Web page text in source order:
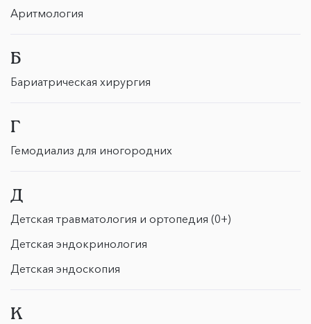
Аритмология
Б
Бариатрическая хирургия
Г
Гемодиализ для иногородних
Д
Детская травматология и ортопедия (0+)
Детская эндокринология
Детская эндоскопия
К